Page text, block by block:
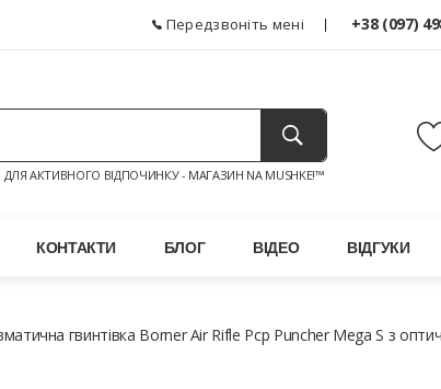
Передзвоніть мені +38 (097)
АКТИВНОГО ВІДПОЧИНКУ - МАГАЗИН NA MUSHKE!™
КОНТАКТИ БЛОГ ВІДЕО ВІДГУКИ
гвинтівка Borner Air Rifle Pcp Puncher Mega S з